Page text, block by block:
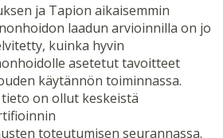
ja Tapion aikaisemmin
laadun arvioinnilla on jo
kuinka hyvin
asetetut tavoitteet
käytännön toiminnassa.
on ollut keskeistä
toteutumisen seurannassa.